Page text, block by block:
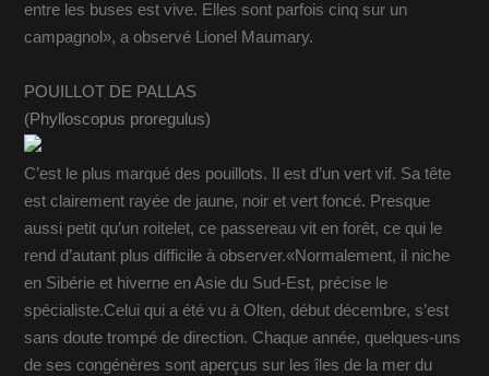
entre les buses est vive. Elles sont parfois cinq sur un
campagnol», a observé Lionel Maumary.
POUILLOT DE PALLAS
(Phylloscopus proregulus)
C’est le plus marqué des pouillots. Il est d’un vert vif. Sa tête
est clairement rayée de jaune, noir et vert foncé. Presque
aussi petit qu’un roitelet, ce passereau vit en forêt, ce qui le
rend d’autant plus difficile à observer.«Normalement, il niche
en Sibérie et hiverne en Asie du Sud-Est, précise le
spécialiste.Celui qui a été vu à Olten, début décembre, s’est
sans doute trompé de direction. Chaque année, quelques-uns
de ses congénères sont aperçus sur les îles de la mer du